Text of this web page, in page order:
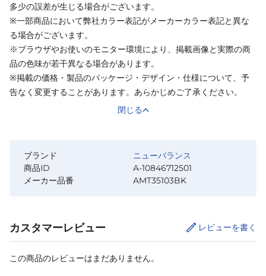
多少の誤差が生じる場合がございます。
※一部商品において弊社カラー表記がメーカーカラー表記と異な
る場合がございます。
※ブラウザやお使いのモニター環境により、掲載画像と実際の商
品の色味が若干異なる場合があります。
※掲載の価格・製品のパッケージ・デザイン・仕様について、予
告なく変更することがあります。あらかじめご了承ください。
閉じる
ブランド
ニューバランス
商品ID
A-10846712501
メーカー品番
AMT35103BK
カスタマーレビュー レビューを書く
この商品のレビューはまだありません。